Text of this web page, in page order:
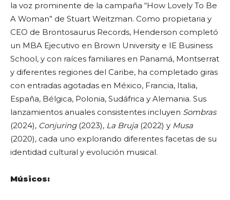
la voz prominente de la campaña “How Lovely To Be
A Woman” de Stuart Weitzman. Como propietaria y
CEO de Brontosaurus Records, Henderson completó
un MBA Ejecutivo en Brown University e IE Business
School, y con raíces familiares en Panamá, Montserrat
y diferentes regiones del Caribe, ha completado giras
con entradas agotadas en México, Francia, Italia,
España, Bélgica, Polonia, Sudáfrica y Alemania. Sus
lanzamientos anuales consistentes incluyen Sombras
(2024), Conjuring(2023), La Bruja (2022) y Musa
(2020), cada uno explorando diferentes facetas de su
identidad cultural y evolución musical.
Músicos: